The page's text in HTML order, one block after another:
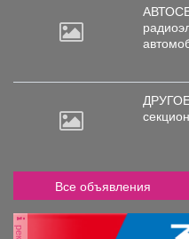
Все объявления